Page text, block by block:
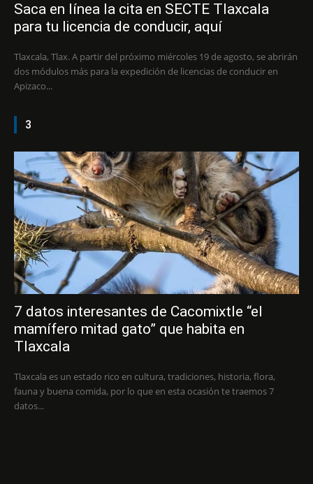
Saca en línea la cita en SECTE Tlaxcala
para tu licencia de conducir, aquí
Tlaxcala, Tlax. A partir del próximo miércoles 19 de agosto, se abrirán
dos módulos más para la expedición de licencias de conducir en
Apizaco...
3
7 datos interesantes de Cacomixtle “el
mamífero mitad gato” que habita en
Tlaxcala
Tlaxcala es un estado rico en cultura, tradiciones, historia, flora,
fauna y buena comida, por lo que en esta ocasión te traemos 7
datos...